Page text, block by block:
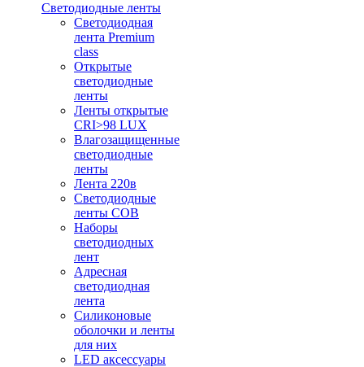
Светодиодные ленты
Светодиодная
лента Premium
class
Открытые
светодиодные
ленты
Ленты открытые
CRI>98 LUX
Влагозащищенные
светодиодные
ленты
Лента 220в
Светодиодные
ленты COB
Наборы
светодиодных
лент
Адресная
светодиодная
лента
Силиконовые
оболочки и ленты
для них
LED аксессуары